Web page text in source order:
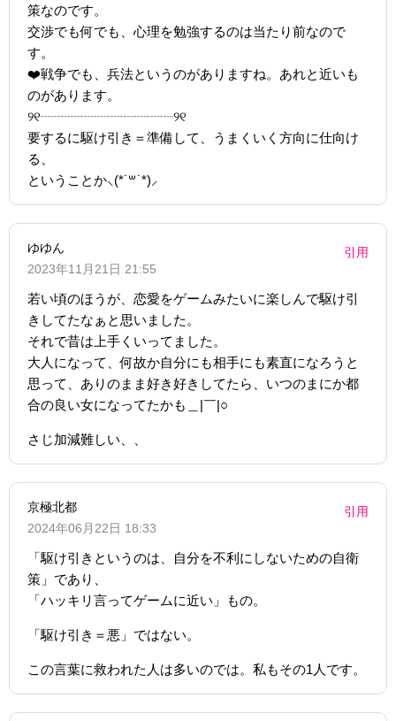
策なのです。
交渉でも何でも、心理を勉強するのは当たり前なので
す。
❤️戦争でも、兵法というのがありますね。あれと近いも
のがあります。
୨୧┈┈┈┈┈┈┈┈┈┈୨୧
要するに駆け引き＝準備して、うまくいく方向に仕向け
る、
ということか⸜(*˙꒳˙*)⸝
ゆゆん
2023年11月21日 21:55
引用
若い頃のほうが、恋愛をゲームみたいに楽しんで駆け引
きしてたなぁと思いました。
それで昔は上手くいってました。
大人になって、何故か自分にも相手にも素直になろうと
思って、ありのまま好き好きしてたら、いつのまにか都
合の良い女になってたかも＿|￣|○
さじ加減難しい、、
京極北都
2024年06月22日 18:33
引用
「駆け引きというのは、自分を不利にしないための自衛
策」であり、
「ハッキリ言ってゲームに近い」もの。
「駆け引き＝悪」ではない。
この言葉に救われた人は多いのでは。私もその1人です。